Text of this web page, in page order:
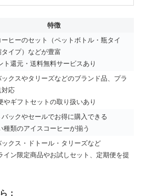
特徴
ーヒーのセット（ペットボトル・瓶タイ
タイプ）などが豊富
還元・送料無料サービスあり
ックスやタリーズなどのブランド品、プラ
対応
ギフトセットの取り扱いあり
ックやセールでお得に購入できる
類のアイスコーヒーが揃う
ックス・ドトール・タリーズなど
イン限定商品やお試しセット、定期便を提
：